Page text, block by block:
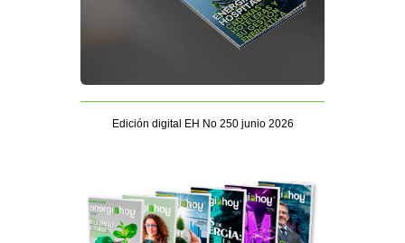
Edición digital EH No 250 junio 2026